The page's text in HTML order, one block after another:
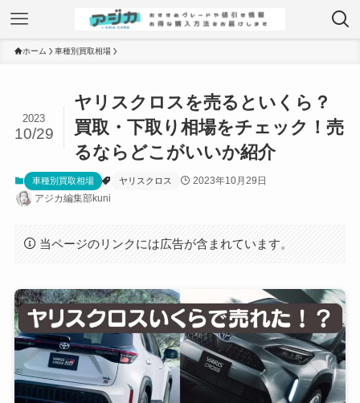
ホーム 車種別買取相場
ヤリスクロスを売るといくら？
買取・下取り相場をチェック！売
るならどこがいいか紹介
2023
10/29
車種別買取相場 ヤリスクロス
2023年10月29日
アジカ編集部kuni
当ページのリンクには広告が含まれています。